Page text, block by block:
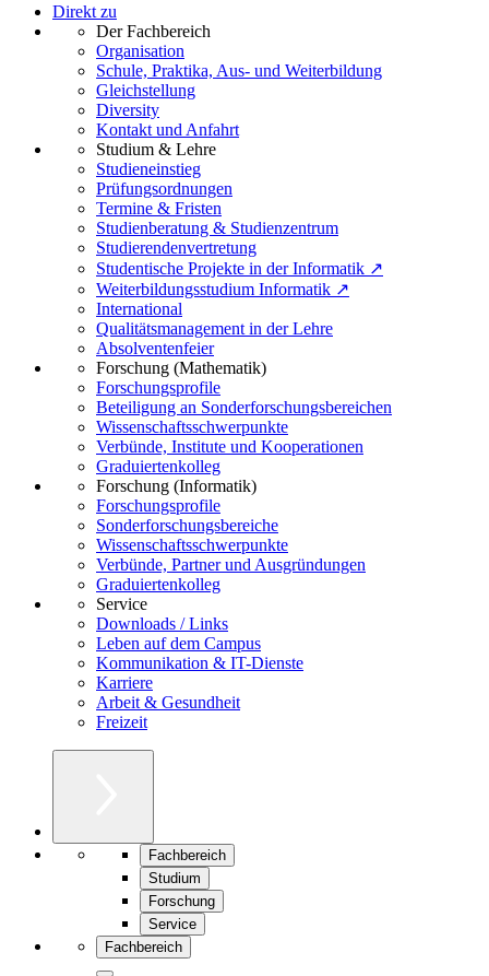
Direkt zu
Der Fachbereich
Organisation
Schule, Praktika, Aus- und Weiterbildung
Gleichstellung
Diversity
Kontakt und Anfahrt
Studium & Lehre
Studieneinstieg
Prüfungsordnungen
Termine & Fristen
Studienberatung & Studienzentrum
Studierendenvertretung
Studentische Projekte in der Informatik ↗
Weiterbildungsstudium Informatik ↗
International
Qualitätsmanagement in der Lehre
Absolventenfeier
Forschung (Mathematik)
Forschungsprofile
Beteiligung an Sonderforschungsbereichen
Wissenschaftsschwerpunkte
Verbünde, Institute und Kooperationen
Graduiertenkolleg
Forschung (Informatik)
Forschungsprofile
Sonderforschungsbereiche
Wissenschaftsschwerpunkte
Verbünde, Partner und Ausgründungen
Graduiertenkolleg
Service
Downloads / Links
Leben auf dem Campus
Kommunikation & IT-Dienste
Karriere
Arbeit & Gesundheit
Freizeit
Fachbereich
Studium
Forschung
Service
Fachbereich